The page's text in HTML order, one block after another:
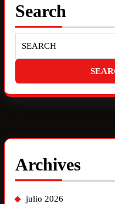
Search
Archives
julio 2026